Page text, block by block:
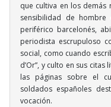
que cultiva en los
sensibilidad de hombre
periférico barcelonés,
periodista escrupuloso
social, como cuando
d’Or”, y culto en sus
las páginas sobre el
soldados españoles
vocación.